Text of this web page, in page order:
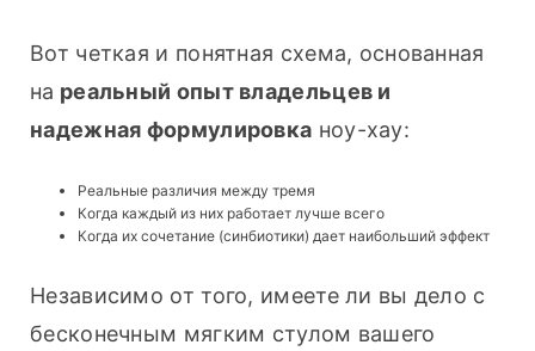
Вот четкая и понятная схема, основанная
на реальный опыт владельцев и
надежная формулировка ноу-хау:
Реальные различия между тремя
Когда каждый из них работает лучше всего
Когда их сочетание (синбиотики) дает наибольший эффект
Независимо от того, имеете ли вы дело с
бесконечным мягким стулом вашего